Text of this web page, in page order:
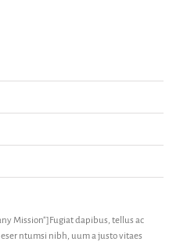
Mission"]Fugiat dapibus, tellus ac
ntumsi nibh, uum a justo vitaes